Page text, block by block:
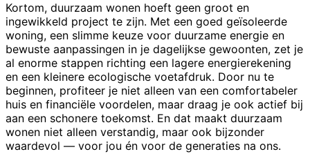
Kortom, duurzaam wonen hoeft geen groot en
ingewikkeld project te zijn. Met een goed geïsoleerde
woning, een slimme keuze voor duurzame energie en
bewuste aanpassingen in je dagelijkse gewoonten, zet je
al enorme stappen richting een lagere energierekening
en een kleinere ecologische voetafdruk. Door nu te
beginnen, profiteer je niet alleen van een comfortabeler
huis en financiële voordelen, maar draag je ook actief bij
aan een schonere toekomst. En dat maakt duurzaam
wonen niet alleen verstandig, maar ook bijzonder
waardevol — voor jou én voor de generaties na ons.